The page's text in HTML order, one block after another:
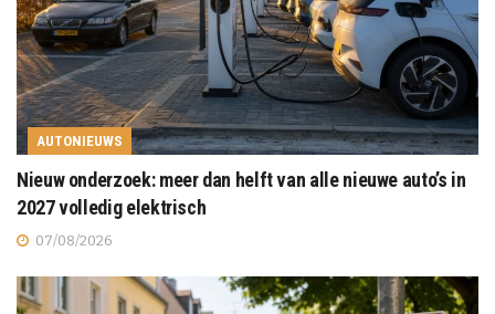
AUTONIEUWS
Nieuw onderzoek: meer dan helft van alle nieuwe auto’s in
2027 volledig elektrisch
07/08/2026